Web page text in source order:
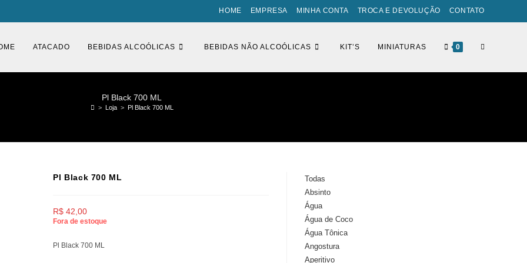
HOME EMPRESA MINHA CONTA TROCA E DEVOLUÇÃO CONTATO
ATACADO BEBIDAS ALCOÓLICAS BEBIDAS NÃO ALCOÓLICAS KIT’S MINIATURAS 0
Pl Black 700 ML
> Loja > Pl Black 700 ML
Todas
Absinto
Água
Água de Coco
Água Tônica
Angostura
Aperitivo
Pl Black 700 ML
R$ 42,00
Fora de estoque
Pl Black 700 ML